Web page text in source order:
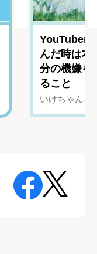
YouTuber
んだ時は
分の機嫌を
ること
いけちゃん（